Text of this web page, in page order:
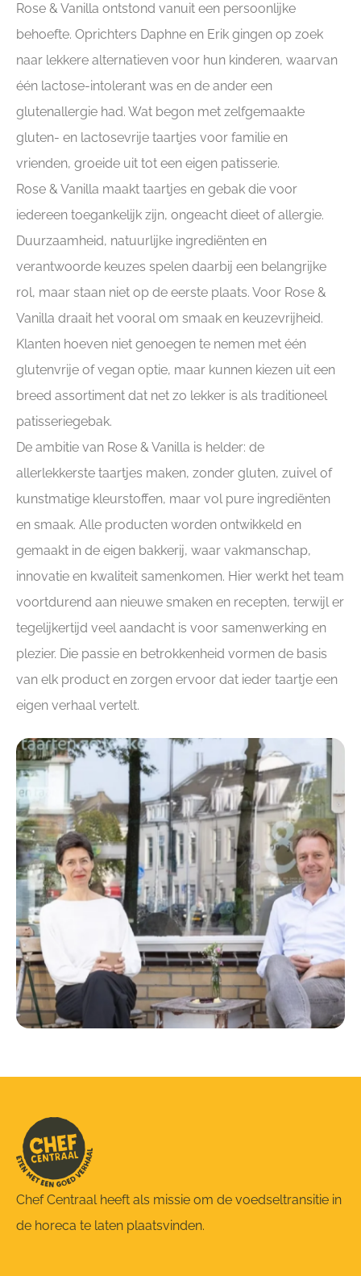
Rose & Vanilla ontstond vanuit een persoonlijke
behoefte. Oprichters Daphne en Erik gingen op zoek
naar lekkere alternatieven voor hun kinderen, waarvan
één lactose-intolerant was en de ander een
glutenallergie had. Wat begon met zelfgemaakte
gluten- en lactosevrije taartjes voor familie en
vrienden, groeide uit tot een eigen patisserie.
Rose & Vanilla maakt taartjes en gebak die voor
iedereen toegankelijk zijn, ongeacht dieet of allergie.
Duurzaamheid, natuurlijke ingrediënten en
verantwoorde keuzes spelen daarbij een belangrijke
rol, maar staan niet op de eerste plaats. Voor Rose &
Vanilla draait het vooral om smaak en keuzevrijheid.
Klanten hoeven niet genoegen te nemen met één
glutenvrije of vegan optie, maar kunnen kiezen uit een
breed assortiment dat net zo lekker is als traditioneel
patisseriegebak.
De ambitie van Rose & Vanilla is helder: de
allerlekkerste taartjes maken, zonder gluten, zuivel of
kunstmatige kleurstoffen, maar vol pure ingrediënten
en smaak. Alle producten worden ontwikkeld en
gemaakt in de eigen bakkerij, waar vakmanschap,
innovatie en kwaliteit samenkomen. Hier werkt het team
voortdurend aan nieuwe smaken en recepten, terwijl er
tegelijkertijd veel aandacht is voor samenwerking en
plezier. Die passie en betrokkenheid vormen de basis
van elk product en zorgen ervoor dat ieder taartje een
eigen verhaal vertelt.
Chef Centraal heeft als missie om de voedseltransitie in
de horeca te laten plaatsvinden.